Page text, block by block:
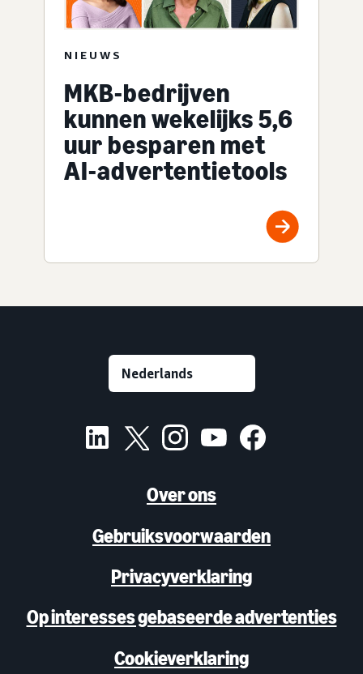
NIEUWS
MKB-bedrijven
kunnen wekelijks 5,6
uur besparen met
AI-advertentietools
Over ons
Gebruiksvoorwaarden
Privacyverklaring
Op interesses gebaseerde advertenties
Cookieverklaring